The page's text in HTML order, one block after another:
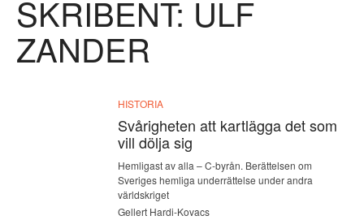
SKRIBENT: ULF
ZANDER
HISTORIA
Svårigheten att kartlägga det som
vill dölja sig
Hemligast av alla – C-byrån. Berättelsen om
Sveriges hemliga underrättelse under andra
världskriget
Gellert Hardi-Kovacs